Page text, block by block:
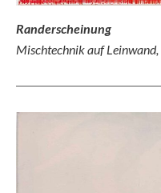
Randerscheinung
Mischtechnik auf